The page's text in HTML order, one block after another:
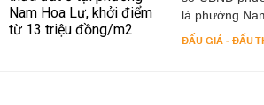
là phường
ĐẤU GIÁ - ĐẤU